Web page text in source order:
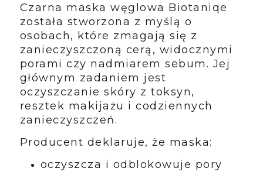
Czarna maska węglowa Biotaniqe
została stworzona z myślą o
osobach, które zmagają się z
zanieczyszczoną cerą, widocznymi
porami czy nadmiarem sebum. Jej
głównym zadaniem jest
oczyszczanie skóry z toksyn,
resztek makijażu i codziennych
zanieczyszczeń.
Producent deklaruje, że maska:
oczyszcza i odblokowuje pory